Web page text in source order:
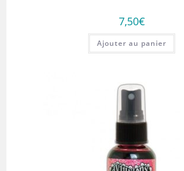
7,50€
Ajouter au panier